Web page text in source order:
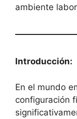
ambiente
Introducción:
En el mundo
configuración